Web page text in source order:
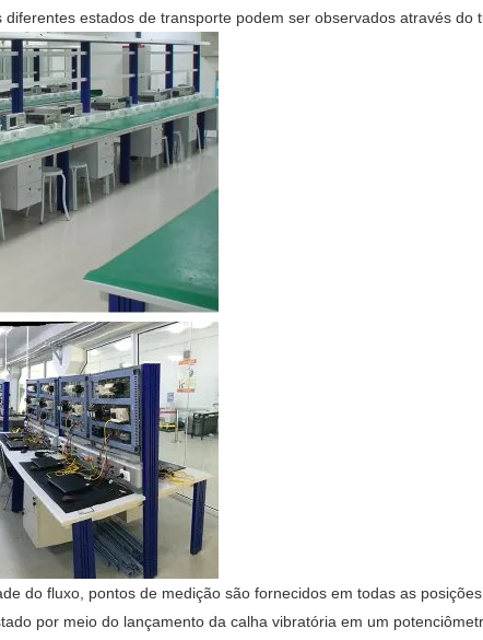
estados de transporte podem ser observados através do
do fluxo, pontos de medição são fornecidos em todas as
por meio do lançamento da calha vibratória em um